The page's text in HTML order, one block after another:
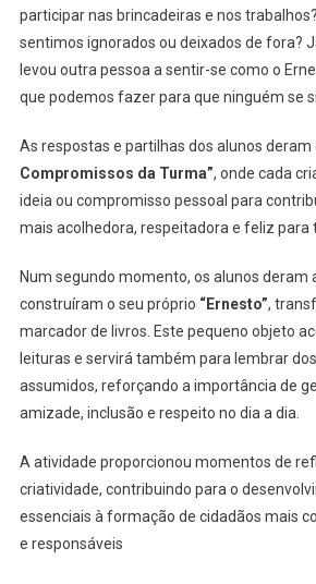
participar nas brincadeiras e nos
sentimos ignorados ou deixados de fora?
levou outra pessoa a sentir-se como o
que podemos fazer para que ninguém se
As respostas e partilhas dos alunos deram
Compromissos da Turma”, onde cada
ideia ou compromisso pessoal para
mais acolhedora, respeitadora e feliz para
Num segundo momento, os alunos deram
construíram o seu próprio “Ernesto”,
marcador de livros. Este pequeno objeto
leituras e servirá também para lembrar
assumidos, reforçando a importância de
amizade, inclusão e respeito no dia a dia.
A atividade proporcionou momentos de
criatividade, contribuindo para o
essenciais à formação de cidadãos mais
e responsáveis